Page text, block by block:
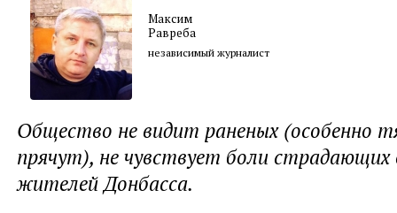
Максим
Равреба
независимый журналист
Общество не видит раненых (особенно
прячут), не чувствует боли страдающих
жителей Донбасса.